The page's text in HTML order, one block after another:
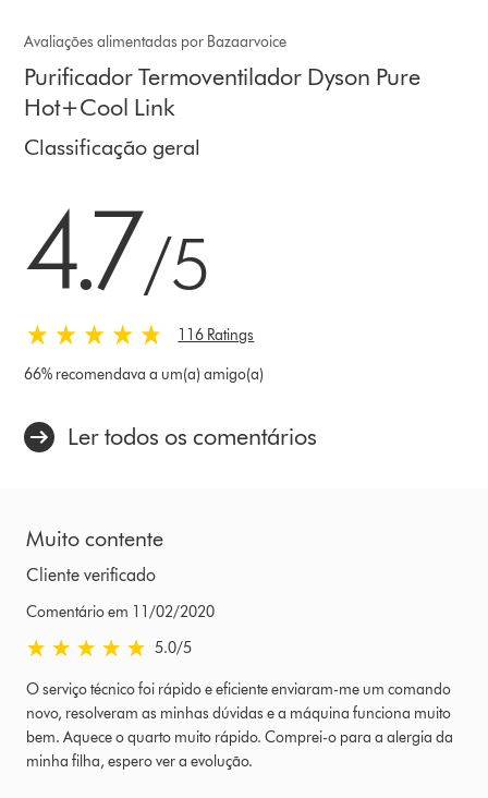
Avaliações alimentadas por Bazaarvoice
Purificador Termoventilador Dyson Pure
Hot+Cool Link
Classificação geral
4.7/5
116 Ratings
66% recomendava a um(a) amigo(a)
Ler todos os comentários
Muito contente
Cliente verificado
Comentário em 11/02/2020
5.0 estrelas de 5 em Comentário em 11/02/2020 Ratings
5.0/5
O serviço técnico foi rápido e eficiente enviaram-me um comando
novo, resolveram as minhas dúvidas e a máquina funciona muito
bem. Aquece o quarto muito rápido. Comprei-o para a alergia da
minha filha, espero ver a evolução.